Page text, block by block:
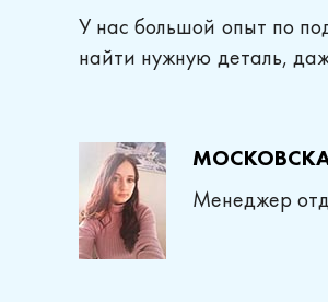
У нас большой опыт по
найти нужную деталь,
Менеджер